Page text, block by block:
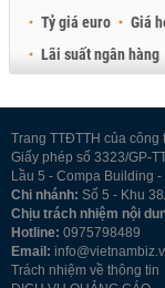
Tỷ giá euro
Giá
Lãi suất ngân hàng
Trang TTĐTTH của công
Giấy phép số 3323/GP-
Lầu 5 - Compa Building
Chi nhánh: Số 5 - Khu
Chịu trách nhiệm nội
Hotline: 0975798489
Email:
Trách nhiệm về thông tin